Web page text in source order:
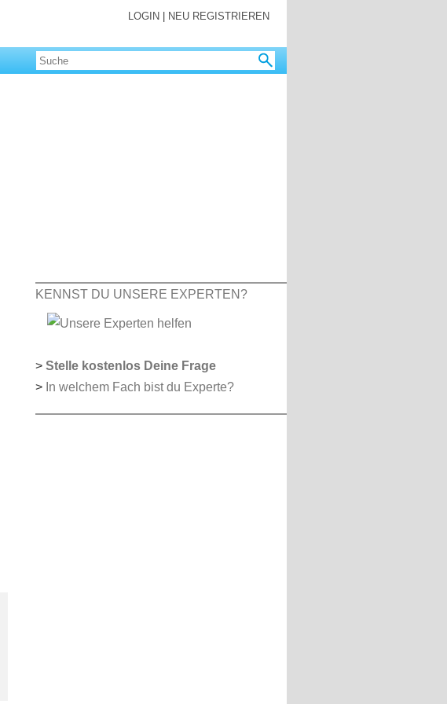
LOGIN NEU REGISTRIEREN
KENNST DU UNSERE EXPERTEN?
> Stelle kostenlos Deine Frage
> In welchem Fach bist du Experte?